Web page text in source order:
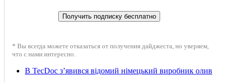
* Вы всегда можете отказаться от получения дайджеста, но уверяем,
что с нами интересно.
В TecDoc з’явився відомий німецький виробник олив